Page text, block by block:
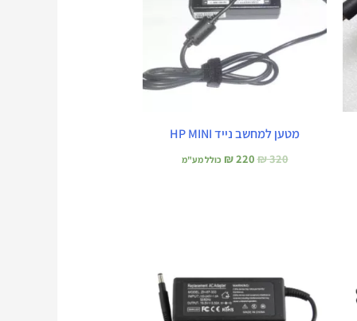
מטען למחשב נייד HP MINI
₪320
₪220 כולל מע"מ
₪ 240.
₪ 190.